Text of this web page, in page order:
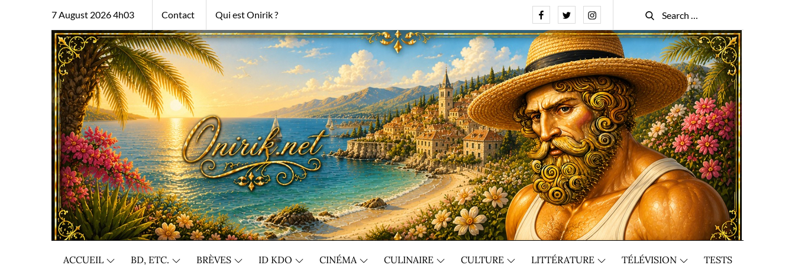
7 August 2026 4h03 Contact Qui est Onirik ? FacebookTwitterInstagram
Search
for:
Search
ACCUEIL BD, ETC. BRÈVES ID KDO CINÉMA CULINAIRE CULTURE LITTÉRATURE TÉLÉVISION TESTS